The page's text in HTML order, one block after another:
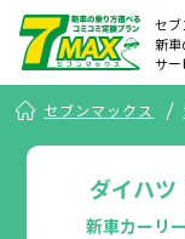
セブ
新車
サー
セブンマックス
ダイハツ
新車カーリ